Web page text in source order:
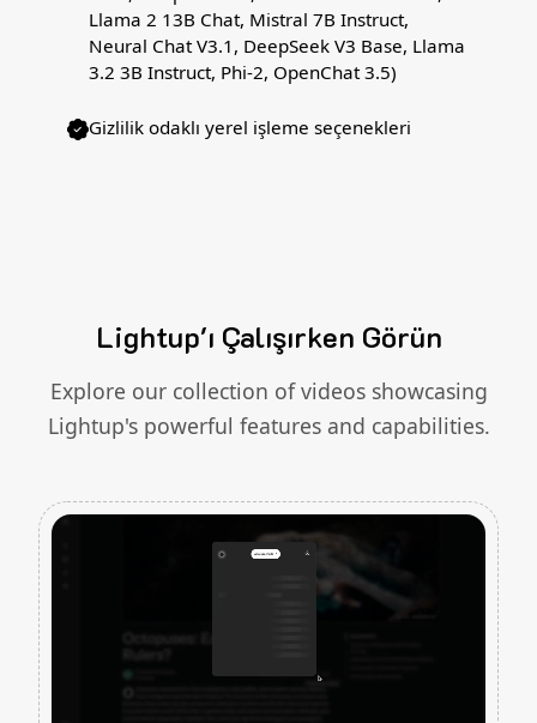
Llama 2 13B Chat, Mistral 7B Instruct,
Neural Chat V3.1, DeepSeek V3 Base, Llama
3.2 3B Instruct, Phi-2, OpenChat 3.5)
Gizlilik odaklı yerel işleme seçenekleri
Lightup'ı Çalışırken Görün
Explore our collection of videos showcasing
Lightup's powerful features and capabilities.